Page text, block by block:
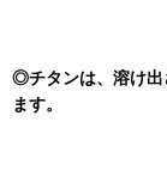
◎チタンは、溶け出
ます。